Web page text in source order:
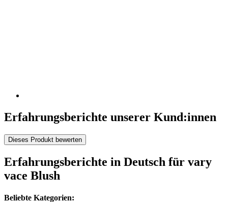
Erfahrungsberichte unserer Kund:innen
Dieses Produkt bewerten
Erfahrungsberichte in Deutsch für vary
vace Blush
Beliebte Kategorien: